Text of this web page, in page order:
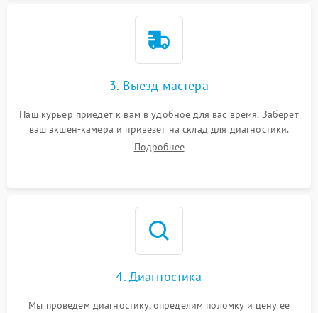
3. Выезд мастера
Наш курьер приедет к вам в удобное для вас время. Заберет
ваш экшен-камера и привезет на склад для диагностики.
Подробнее
4. Диагностика
Мы проведем диагностику, определим поломку и цену ее